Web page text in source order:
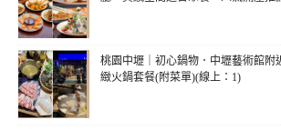
桃園中壢｜初心鍋物．中壢藝術館附
緻火鍋套餐(附菜單)(線上：1)